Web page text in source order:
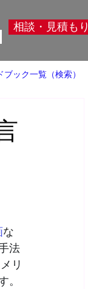
相談・見積もり
ブック一覧（検索）
な
法
リ
。